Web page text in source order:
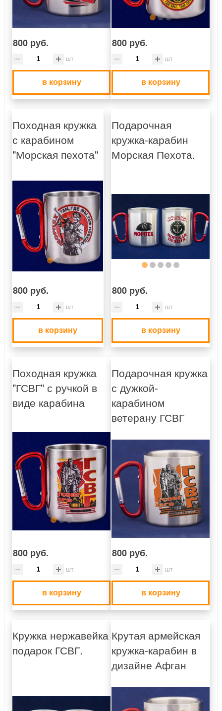
800 руб.
шт
в корзину
800 руб.
шт
в корзину
Походная кружка
с карабином
"Морская пехота"
800 руб.
шт
в корзину
Подарочная
кружка-карабин
Морская Пехота.
800 руб.
шт
в корзину
Походная кружка
"ГСВГ" с ручкой в
виде карабина
800 руб.
шт
в корзину
Подарочная кружка
с дужкой-
карабином
ветерану ГСВГ
800 руб.
шт
в корзину
Кружка нержавейка
подарок ГСВГ.
Крутая армейская
кружка-карабин в
дизайне Афган